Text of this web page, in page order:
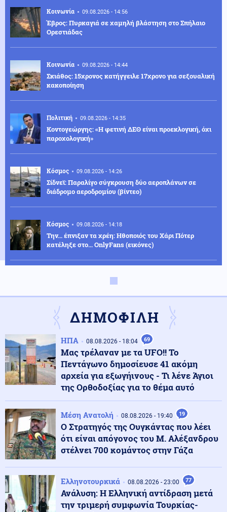
Κοινωνία 09.08.2026 - 14:56
Έβρος: Πυρκαγιά σε χαμηλή βλάστηση στο Σπήλαιο
Ορεστιάδας
Κοινωνία 09.08.2026 - 14:44
Σκιάθος: 15χρονος κατήγγειλε 17χρονο για σεξουαλική
κακοποίηση
Πολιτική 09.08.2026 - 14:35
Κοντογεώργης: «Η φετινή ΔΕΘ είναι προεκλογική, όχι
παροχολογική»
Κόσμος 09.08.2026 - 14:26
Σίδνεϊ: Παραλίγο σύγκρουση δύο αεροπλάνων σε
διάδρομο αεροδρομίου (βίντεο)
Κόσμος 09.08.2026 - 14:18
Την... έπνιξαν τα χρέη: Ηθοποιός του Χάρι Πότερ
κατέληξε στο... OnlyFans (εικόνες)
09.08.2026 - 14:06
Δευτέρα
09.08.2026 - 14:00
«ΩΣ ΕΔΩ» είπε ο Πούτιν για την επέκταση της
τουρκικής επιρροής στην «αυλή» της Ρωσίας
Κοινωνία 09.08.2026 - 13:47
Δύο συλλήψεις για παράνομη μεταφορά μεταναστών
σε Έβρο και Ροδόπη
Κοινωνία 09.08.2026 - 13:36
Σοκαριστικό περιστατικό απάτης στη Λάρισα που
εγείρει νέα ερωτήματα: Κλωνοποίησαν με AI τη φωνή
της μητέρας και έπεισαν το παιδί να τους δώσει
χρήματα και κοσμήματα
Ρωσία 09.08.2026 - 13:33
ΔΗΜΟΦΙΛΗ
ΗΠΑ 08.08.2026 - 18:04 69
Μας τρέλαναν με τα UFO!! Το
Πεντάγωνο δημοσίευσε 41 ακόμη
αρχεία για εξωγήινους - Τι λένε Άγιοι
της Ορθοδοξίας για το θέμα αυτό
Μέση Ανατολή 08.08.2026 - 19:40 19
Ο Στρατηγός της Ουγκάντας που λέει
ότι είναι απόγονος του Μ. Αλέξανδρου
στέλνει 700 κομάντος στην Γάζα
Ελληνοτουρκικά 08.08.2026 - 23:00 77
Ανάλυση: Η Ελληνική αντίδραση μετά
την τριμερή συμφωνία Τουρκίας-